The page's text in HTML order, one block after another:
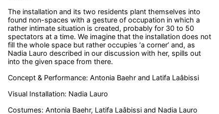
The installation and its two residents plant themselves into
found non-spaces with a gesture of occupation in which a
rather intimate situation is created, probably for 30 to 50
spectators at a time. We imagine that the installation does not
fill the whole space but rather occupies ‘a corner’ and, as
Nadia Lauro described in our discussion with her, spills out
into the given space from there.
Concept & Performance: Antonia Baehr and Latifa Laâbissi
Visual Installation: Nadia Lauro
Costumes: Antonia Baehr, Latifa Laâbissi and Nadia Lauro